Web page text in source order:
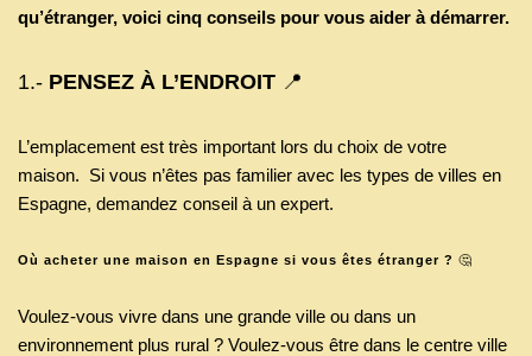
qu’étranger, voici cinq conseils pour vous aider à démarrer.
1.- PENSEZ À L’ENDROIT 📍
L’emplacement est très important lors du choix de votre
maison. Si vous n’êtes pas familier avec les types de villes en
Espagne, demandez conseil à un expert.
Où acheter une maison en Espagne si vous êtes étranger ? 🤔
Voulez-vous vivre dans une grande ville ou dans un
environnement plus rural ? Voulez-vous être dans le centre ville